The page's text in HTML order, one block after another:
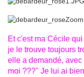
Et c'est ma Cécile
je le trouve toujours
elle a demandé,
moi ???" Je lui ai